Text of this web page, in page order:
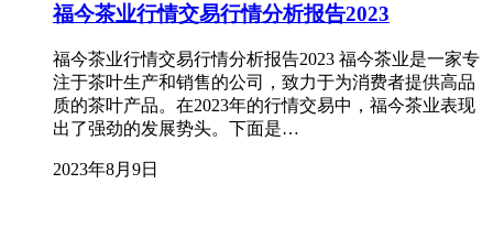
福今茶业行情交易行情分析报告2023
福今茶业行情交易行情分析报告2023 福今茶业是一家专
注于茶叶生产和销售的公司，致力于为消费者提供高品
质的茶叶产品。在2023年的行情交易中，福今茶业表现
出了强劲的发展势头。下面是…
2023年8月9日